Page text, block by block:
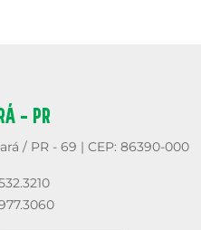
- PR
/ PR - 69 | CEP: 86390-000